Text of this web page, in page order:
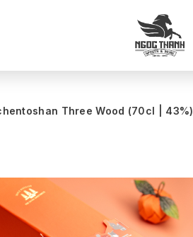
Three Wood (70cl | 43%)